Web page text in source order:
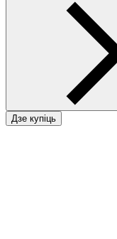
Дзе купіць